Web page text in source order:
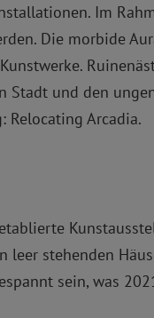
Im
Die morbide
und den
Relocating Arcadia.
leer stehenden
sein, was